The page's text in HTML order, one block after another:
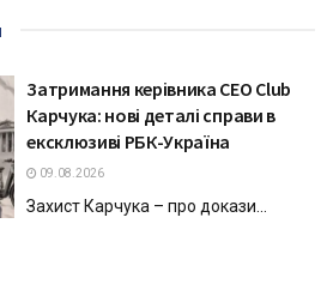
Затримання керівника CEO Club
Карчука: нові деталі справи в
ексклюзиві РБК-Україна
09.08.2026
Захист Карчука – про докази...